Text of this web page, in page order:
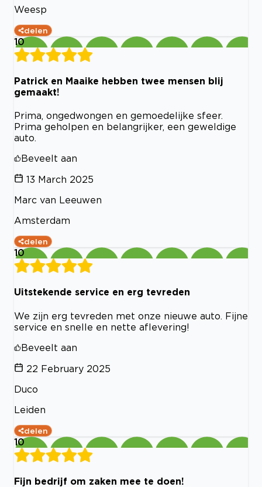
Weesp
delen
10
Patrick en Maaike hebben twee mensen blij
gemaakt!
Prima, ongedwongen en gemoedelijke sfeer.
Prima geholpen en belangrijker, een geweldige
auto.
Beveelt aan
13 March 2025
Marc van Leeuwen
Amsterdam
delen
10
Uitstekende service en erg tevreden
We zijn erg tevreden met onze nieuwe auto. Fijne
service en snelle en nette aflevering!
Beveelt aan
22 February 2025
Duco
Leiden
delen
10
Fijn bedrijf om zaken mee te doen!